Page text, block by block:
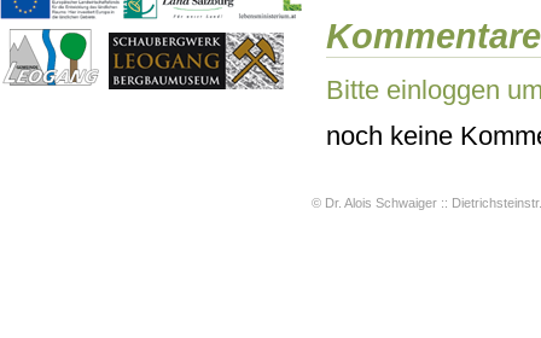
Kommentare
Bitte einloggen
noch keine
© Dr. Alois Schwaiger ::